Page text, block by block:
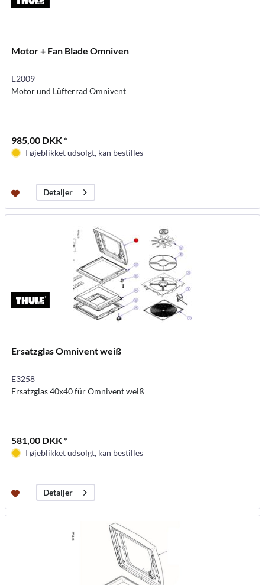
Motor + Fan Blade Omniven
E2009
Motor und Lüfterrad Omnivent
985,00 DKK *
I øjeblikket udsolgt, kan bestilles
Detaljer
Ersatzglas Omnivent weiß
E3258
Ersatzglas 40x40 für Omnivent weiß
581,00 DKK *
I øjeblikket udsolgt, kan bestilles
Detaljer